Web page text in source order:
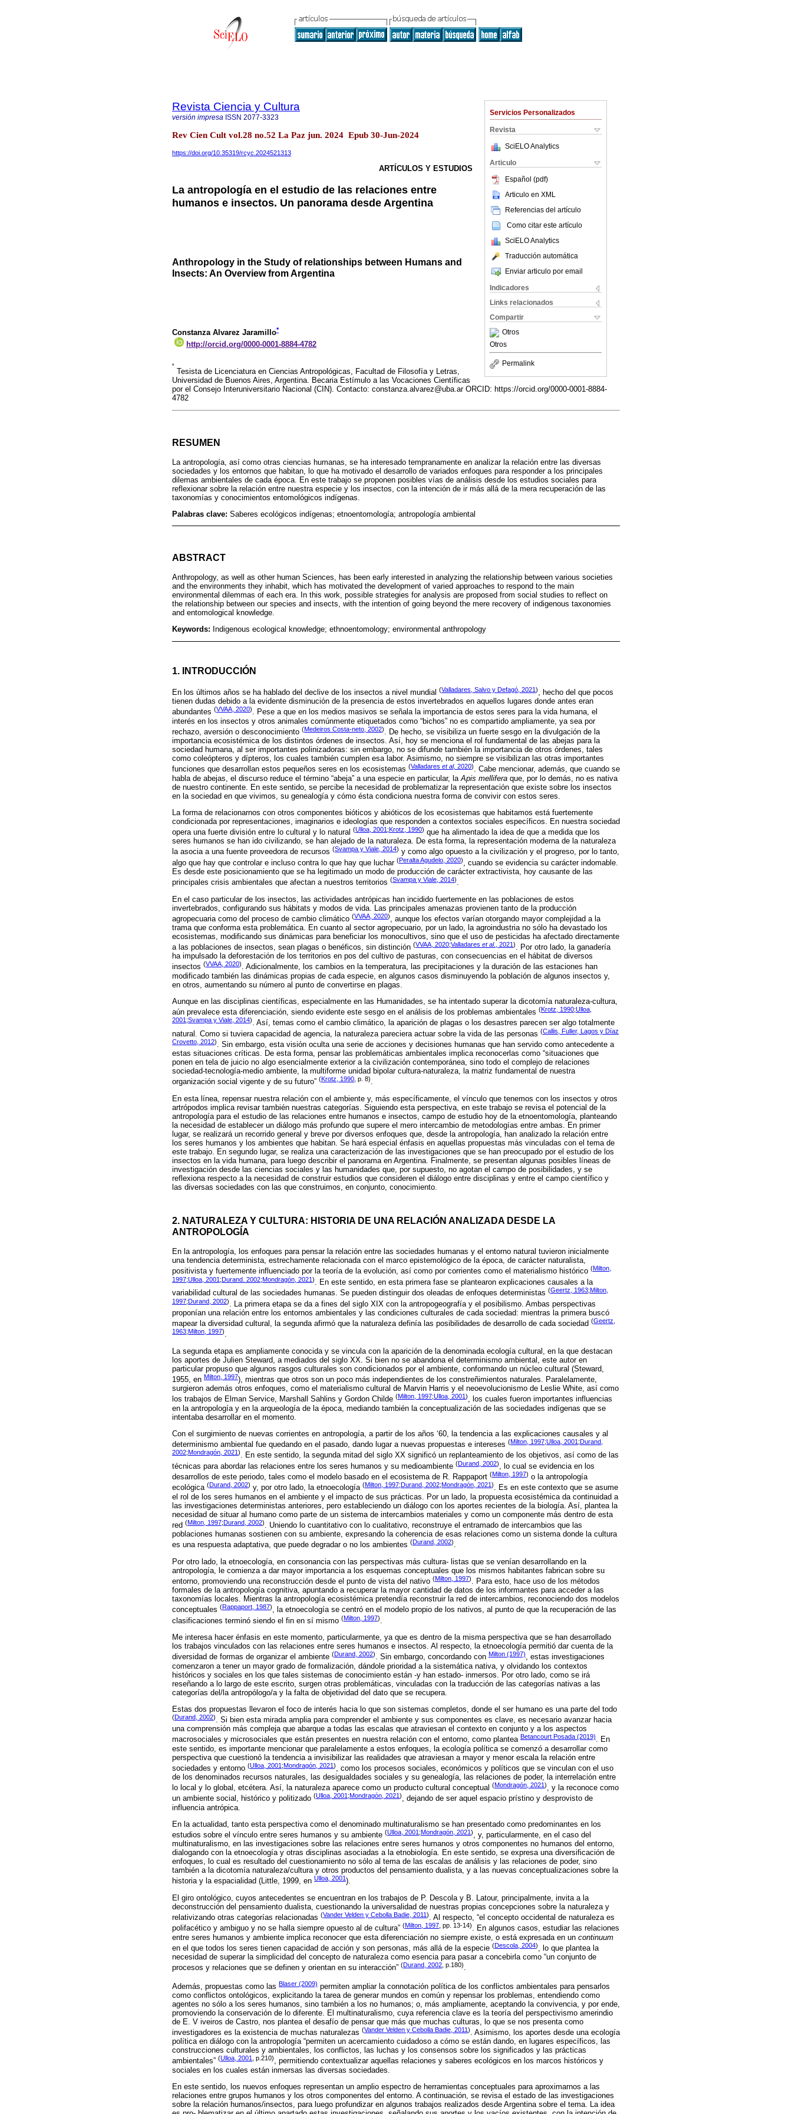
Servicios Personalizados
Revista
SciELO Analytics
Articulo
Español (pdf)
Articulo en XML
Referencias del artículo
Como citar este artículo
SciELO Analytics
Traducción automática
Enviar articulo por email
Indicadores
Links relacionados
Compartir
Otros
Otros
Permalink
Revista Ciencia y Cultura
versión impresa ISSN 2077-3323
Rev Cien Cult vol.28 no.52 La Paz jun. 2024 Epub 30-Jun-2024
https://doi.org/10.35319/rcyc.2024521313
ARTÍCULOS Y ESTUDIOS
La antropología en el estudio de las relaciones entre
humanos e insectos. Un panorama desde Argentina
Anthropology in the Study of relationships between Humans and
Insects: An Overview from Argentina
Constanza Alvarez Jaramillo*
http://orcid.org/0000-0001-8884-4782
*
Tesista de Licenciatura en Ciencias Antropológicas, Facultad de Filosofía y Letras,
Universidad de Buenos Aires, Argentina. Becaria Estímulo a las Vocaciones Científicas
por el Consejo Interuniversitario Nacional (CIN). Contacto: constanza.alvarez@uba.ar ORCID: https://orcid.org/0000-0001-8884-
4782
RESUMEN
La antropología, así como otras ciencias humanas, se ha interesado tempranamente en analizar la relación entre las diversas
sociedades y los entornos que habitan, lo que ha motivado el desarrollo de variados enfoques para responder a los principales
dilemas ambientales de cada época. En este trabajo se proponen posibles vías de análisis desde los estudios sociales para
reflexionar sobre la relación entre nuestra especie y los insectos, con la intención de ir más allá de la mera recuperación de las
taxonomías y conocimientos entomológicos indígenas.
Palabras clave: Saberes ecológicos indígenas; etnoentomología; antropología ambiental
ABSTRACT
Anthropology, as well as other human Sciences, has been early interested in analyzing the relationship between various societies
and the environments they inhabit, which has motivated the development of varied approaches to respond to the main
environmental dilemmas of each era. In this work, possible strategies for analysis are proposed from social studies to reflect on
the relationship between our species and insects, with the intention of going beyond the mere recovery of indigenous taxonomies
and entomological knowledge.
Keywords: Indigenous ecological knowledge; ethnoentomology; environmental anthropology
1. INTRODUCCIÓN
En los últimos años se ha hablado del declive de los insectos a nivel mundial (Valladares, Salvo y Defagó, 2021), hecho del que pocos
tienen dudas debido a la evidente disminución de la presencia de estos invertebrados en aquellos lugares donde antes eran
abundantes (VVAA, 2020). Pese a que en los medios masivos se señala la importancia de estos seres para la vida humana, el
interés en los insectos y otros animales comúnmente etiquetados como “bichos” no es compartido ampliamente, ya sea por
rechazo, aversión o desconocimiento (Medeiros Costa-neto, 2002). De hecho, se visibiliza un fuerte sesgo en la divulgación de la
importancia ecosistémica de los distintos órdenes de insectos. Así, hoy se menciona el rol fundamental de las abejas para la
sociedad humana, al ser importantes polinizadoras: sin embargo, no se difunde también la importancia de otros órdenes, tales
como coleópteros y dípteros, los cuales también cumplen esa labor. Asimismo, no siempre se visibilizan las otras importantes
funciones que desarrollan estos pequeños seres en los ecosistemas (Valladares et al, 2020). Cabe mencionar, además, que cuando se
habla de abejas, el discurso reduce el término “abeja” a una especie en particular, la Apis mellifera que, por lo demás, no es nativa
de nuestro continente. En este sentido, se percibe la necesidad de problematizar la representación que existe sobre los insectos
en la sociedad en que vivimos, su genealogía y cómo ésta condiciona nuestra forma de convivir con estos seres.
La forma de relacionarnos con otros componentes bióticos y abióticos de los ecosistemas que habitamos está fuertemente
condicionada por representaciones, imaginarios e ideologías que responden a contextos sociales específicos. En nuestra sociedad
opera una fuerte división entre lo cultural y lo natural (Ulloa, 2001 ;Krotz, 1990) que ha alimentado la idea de que a medida que los
seres humanos se han ido civilizando, se han alejado de la naturaleza. De esta forma, la representación moderna de la naturaleza
la asocia a una fuente proveedora de recursos (Svampa y Viale, 2014) y como algo opuesto a la civilización y el progreso, por lo tanto,
algo que hay que controlar e incluso contra lo que hay que luchar (Peralta Agudelo, 2020)
, cuando se evidencia su carácter indomable.
Es desde este posicionamiento que se ha legitimado un modo de producción de carácter extractivista, hoy causante de las
principales crisis ambientales que afectan a nuestros territorios (Svampa y Viale, 2014).
En el caso particular de los insectos, las actividades antrópicas han incidido fuertemente en las poblaciones de estos
invertebrados, configurando sus hábitats y modos de vida. Las principales amenazas provienen tanto de la producción
agropecuaria como del proceso de cambio climático (VVAA, 2020)
, aunque los efectos varían otorgando mayor complejidad a la
trama que conforma esta problemática. En cuanto al sector agropecuario, por un lado, la agroindustria no sólo ha devastado los
ecosistemas, modificando sus dinámicas para beneficiar los monocultivos, sino que el uso de pesticidas ha afectado directamente
a las poblaciones de insectos, sean plagas o benéficos, sin distinción (VVAA, 2020;Valladares et al., 2021). Por otro lado, la ganadería
ha impulsado la deforestación de los territorios en pos del cultivo de pasturas, con consecuencias en el hábitat de diversos
insectos (VVAA, 2020). Adicionalmente, los cambios en la temperatura, las precipitaciones y la duración de las estaciones han
modificado también las dinámicas propias de cada especie, en algunos casos disminuyendo la población de algunos insectos y,
en otros, aumentando su número al punto de convertirse en plagas.
Aunque en las disciplinas científicas, especialmente en las Humanidades, se ha intentado superar la dicotomía naturaleza-cultura,
aún prevalece esta diferenciación, siendo evidente este sesgo en el análisis de los problemas ambientales (Krotz, 1990;Ulloa,
2001 ;Svampa y Viale, 2014). Así, temas como el cambio climático, la aparición de plagas o los desastres parecen ser algo totalmente
natural. Como si tuviera capacidad de agencia, la naturaleza pareciera actuar sobre la vida de las personas (Callis, Fuller, Lagos y Díaz
Crovetto, 2012). Sin embargo, esta visión oculta una serie de acciones y decisiones humanas que han servido como antecedente a
estas situaciones críticas. De esta forma, pensar las problemáticas ambientales implica reconocerlas como “situaciones que
ponen en tela de juicio no algo esencialmente exterior a la civilización contemporánea, sino todo el complejo de relaciones
sociedad-tecnología-medio ambiente, la multiforme unidad bipolar cultura-naturaleza, la matriz fundamental de nuestra
organización social vigente y de su futuro” (Krotz, 1990, p. 8).
En esta línea, repensar nuestra relación con el ambiente y, más específicamente, el vínculo que tenemos con los insectos y otros
artrópodos implica revisar también nuestras categorías. Siguiendo esta perspectiva, en este trabajo se revisa el potencial de la
antropología para el estudio de las relaciones entre humanos e insectos, campo de estudio hoy de la etnoentomología, planteando
la necesidad de establecer un diálogo más profundo que supere el mero intercambio de metodologías entre ambas. En primer
lugar, se realizará un recorrido general y breve por diversos enfoques que, desde la antropología, han analizado la relación entre
los seres humanos y los ambientes que habitan. Se hará especial énfasis en aquellas propuestas más vinculadas con el tema de
este trabajo. En segundo lugar, se realiza una caracterización de las investigaciones que se han preocupado por el estudio de los
insectos en la vida humana, para luego describir el panorama en Argentina. Finalmente, se presentan algunas posibles líneas de
investigación desde las ciencias sociales y las humanidades que, por supuesto, no agotan el campo de posibilidades, y se
reflexiona respecto a la necesidad de construir estudios que consideren el diálogo entre disciplinas y entre el campo científico y
las diversas sociedades con las que construimos, en conjunto, conocimiento.
2. NATURALEZA Y CULTURA: HISTORIA DE UNA RELACIÓN ANALIZADA DESDE LA
ANTROPOLOGÍA
En la antropología, los enfoques para pensar la relación entre las sociedades humanas y el entorno natural tuvieron inicialmente
una tendencia determinista, estrechamente relacionada con el marco epistemológico de la época, de carácter naturalista,
positivista y fuertemente influenciado por la teoría de la evolución, así como por corrientes como el materialismo histórico (Milton,
1997;Ulloa, 2001 ;Durand. 2002;Mondragón, 2021). En este sentido, en esta primera fase se plantearon explicaciones causales a la
variabilidad cultural de las sociedades humanas. Se pueden distinguir dos oleadas de enfoques deterministas (Geertz, 1963;Milton,
1997;Durand, 2002)
. La primera etapa se da a fines del siglo XIX con la antropogeografía y el posibilismo. Ambas perspectivas
proponían una relación entre los entornos ambientales y las condiciones culturales de cada sociedad: mientras la primera buscó
mapear la diversidad cultural, la segunda afirmó que la naturaleza definía las posibilidades de desarrollo de cada sociedad (Geertz,
1963;Milton, 1997).
La segunda etapa es ampliamente conocida y se vincula con la aparición de la denominada ecología cultural, en la que destacan
los aportes de Julien Steward, a mediados del siglo XX. Si bien no se abandona el determinismo ambiental, este autor en
particular propuso que algunos rasgos culturales son condicionados por el ambiente, conformando un núcleo cultural (Steward,
1955, en Milton, 1997), mientras que otros son un poco más independientes de los constreñimientos naturales. Paralelamente,
surgieron además otros enfoques, como el materialismo cultural de Marvin Harris y el neoevolucionismo de Leslie White, así como
los trabajos de Elman Service, Marshall Sahlins y Gordon Childe (Milton, 1997;Ulloa, 2001 ), los cuales fueron importantes influencias
en la antropología y en la arqueología de la época, mediando también la conceptualización de las sociedades indígenas que se
intentaba desarrollar en el momento.
Con el surgimiento de nuevas corrientes en antropología, a partir de los años ‘60, la tendencia a las explicaciones causales y al
determinismo ambiental fue quedando en el pasado, dando lugar a nuevas propuestas e intereses (Milton, 1997;Ulloa, 2001 ;Durand,
2002;Mondragón, 2021 ). En este sentido, la segunda mitad del siglo XX significó un replanteamiento de los objetivos, así como de las
técnicas para abordar las relaciones entre los seres humanos y su medioambiente (Durand, 2002), lo cual se evidencia en los
desarrollos de este periodo, tales como el modelo basado en el ecosistema de R. Rappaport (Milton, 1997) o la antropología
ecológica (Durand, 2002) y, por otro lado, la etnoecología (Milton, 1997; Durand, 2002;Mondragón, 2021). Es en este contexto que se asume
el rol de los seres humanos en el ambiente y el impacto de sus prácticas. Por un lado, la propuesta ecosistémica da continuidad a
las investigaciones deterministas anteriores, pero estableciendo un diálogo con los aportes recientes de la biología. Así, plantea la
necesidad de situar al humano como parte de un sistema de intercambios materiales y como un componente más dentro de esta
red (Milton, 1997;Durand, 2002). Uniendo lo cuantitativo con lo cualitativo, reconstruye el entramado de intercambios que las
poblaciones humanas sostienen con su ambiente, expresando la coherencia de esas relaciones como un sistema donde la cultura
es una respuesta adaptativa, que puede degradar o no los ambientes (Durand, 2002).
Por otro lado, la etnoecología, en consonancia con las perspectivas más cultura- listas que se venían desarrollando en la
antropología, le comienza a dar mayor importancia a los esquemas conceptuales que los mismos habitantes fabrican sobre su
entorno, promoviendo una reconstrucción desde el punto de vista del nativo (Milton, 1997). Para esto, hace uso de los métodos
formales de la antropología cognitiva, apuntando a recuperar la mayor cantidad de datos de los informantes para acceder a las
taxonomías locales. Mientras la antropología ecosistémica pretendía reconstruir la red de intercambios, reconociendo dos modelos
conceptuales (Rappaport, 1987), la etnoecología se centró en el modelo propio de los nativos, al punto de que la recuperación de las
clasificaciones terminó siendo el fin en sí mismo (Milton, 1997)
Me interesa hacer énfasis en este momento, particularmente, ya que es dentro de la misma perspectiva que se han desarrollado
los trabajos vinculados con las relaciones entre seres humanos e insectos. Al respecto, la etnoecología permitió dar cuenta de la
diversidad de formas de organizar el ambiente (Durand, 2002). Sin embargo, concordando con Milton (1997), estas investigaciones
comenzaron a tener un mayor grado de formalización, dándole prioridad a la sistemática nativa, y olvidando los contextos
históricos y sociales en los que tales sistemas de conocimiento están -y han estado- inmersos. Por otro lado, como se irá
reseñando a lo largo de este escrito, surgen otras problemáticas, vinculadas con la traducción de las categorías nativas a las
categorías del/la antropólogo/a y la falta de objetividad del dato que se recupera.
Estas dos propuestas llevaron el foco de interés hacia lo que son sistemas completos, donde el ser humano es una parte del todo
(Durand, 2002). Si bien esta mirada amplia para comprender el ambiente y sus componentes es clave, es necesario avanzar hacia
una comprensión más compleja que abarque a todas las escalas que atraviesan el contexto en conjunto y a los aspectos
macrosociales y microsociales que están presentes en nuestra relación con el entorno, como plantea Betancourt Posada (2019). En
este sentido, es importante mencionar que paralelamente a estos enfoques, la ecología política se comenzó a desarrollar como
perspectiva que cuestionó la tendencia a invisibilizar las realidades que atraviesan a mayor y menor escala la relación entre
sociedades y entorno (Ulloa, 2001 ;Mondragón, 2021)
, como los procesos sociales, económicos y políticos que se vinculan con el uso
de los denominados recursos naturales, las desigualdades sociales y su genealogía, las relaciones de poder, la interrelación entre
lo local y lo global, etcétera. Así, la naturaleza aparece como un producto cultural conceptual (Mondragón, 2021), y la reconoce como
un ambiente social, histórico y politizado (Ulloa, 2001 ;Mondragón, 2021 ), dejando de ser aquel espacio prístino y desprovisto de
influencia antrópica.
En la actualidad, tanto esta perspectiva como el denominado multinaturalismo se han presentado como predominantes en los
estudios sobre el vínculo entre seres humanos y su ambiente (Ulloa, 2001 ;Mondragón, 2021), y, particularmente, en el caso del
multinaturalismo, en las investigaciones sobre las relaciones entre seres humanos y otros componentes no humanos del entorno,
dialogando con la etnoecología y otras disciplinas asociadas a la etnobiología. En este sentido, se expresa una diversificación de
enfoques, lo cual es resultado del cuestionamiento no sólo al tema de las escalas de análisis y las relaciones de poder, sino
también a la dicotomía naturaleza/cultura y otros productos del pensamiento dualista, y a las nuevas conceptualizaciones sobre la
historia y la espacialidad (Little, 1999, en Ulloa, 2001 ).
El giro ontológico, cuyos antecedentes se encuentran en los trabajos de P. Descola y B. Latour, principalmente, invita a la
deconstrucción del pensamiento dualista, cuestionando la universalidad de nuestras propias concepciones sobre la naturaleza y
relativizando otras categorías relacionadas (Vander Velden y Cebolla Badie, 2011). Al respecto, “el concepto occidental de naturaleza es
polifacético y ambiguo y no se halla siempre opuesto al de cultura” (Milton, 1997 , pp. 13-14). En algunos casos, estudiar las relaciones
entre seres humanos y ambiente implica reconocer que esta diferenciación no siempre existe, o está expresada en un continuum
en el que todos los seres tienen capacidad de acción y son personas, más allá de la especie (Descola, 2004), lo que plantea la
necesidad de superar la simplicidad del concepto de naturaleza como esencia para pasar a concebirla como “un conjunto de
procesos y relaciones que se definen y orientan en su interacción” (Durand, 2002 , p.180).
Además, propuestas como las Blaser (2009) permiten ampliar la connotación política de los conflictos ambientales para pensarlos
como conflictos ontológicos, explicitando la tarea de generar mundos en común y repensar los problemas, entendiendo como
agentes no sólo a los seres humanos, sino también a los no humanos; o, más ampliamente, aceptando la convivencia, y por ende,
promoviendo la conservación de lo diferente. El multinaturalismo, cuya referencia clave es la teoría del perspectivismo amerindio
de E. V iveiros de Castro, nos plantea el desafío de pensar que más que muchas culturas, lo que se nos presenta como
investigadores es la existencia de muchas naturalezas (Vander Velden y Cebolla Badie, 2011). Asimismo, los aportes desde una ecología
política en diálogo con la antropología “permiten un acercamiento cuidadoso a cómo se están dando, en lugares específicos, las
construcciones culturales y ambientales, los conflictos, las luchas y los consensos sobre los significados y las prácticas
ambientales” (Ulloa, 2001 , p.210), permitiendo contextualizar aquellas relaciones y saberes ecológicos en los marcos históricos y
sociales en los cuales están inmersas las diversas sociedades.
En este sentido, los nuevos enfoques representan un amplio espectro de herramientas conceptuales para aproximarnos a las
relaciones entre grupos humanos y los otros componentes del entorno. A continuación, se revisa el estado de las investigaciones
sobre la relación humanos/insectos, para luego profundizar en algunos trabajos realizados desde Argentina sobre el tema. La idea